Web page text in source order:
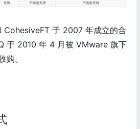
CohesiveFT 于 2007 年成立的合
于 2010 年 4 月被 VMware 旗下
购。